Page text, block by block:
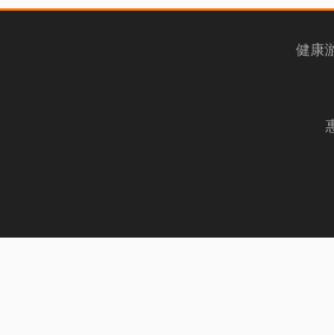
健康